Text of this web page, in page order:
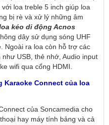
loa treble 5 inch giúp loa
bị rè và xử lý những âm
kéo di động Acnos
dây sử dụng sóng UHF
Ngoài ra loa còn hỗ trợ các
USB, thẻ nhớ, Audio input
wifi qua cổng HDMI.
Connect của loa
của Soncamedia cho
hay máy tính bảng và cả